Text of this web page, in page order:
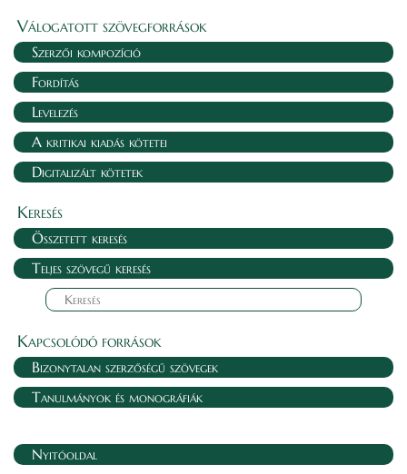
Válogatott szövegforrások
Szerzői kompozíció
Fordítás
Levelezés
A kritikai kiadás kötetei
Digitalizált kötetek
Keresés
Összetett keresés
Teljes szövegű keresés
Kapcsolódó források
Bizonytalan szerzőségű szövegek
Tanulmányok és monográfiák
Nyitóoldal